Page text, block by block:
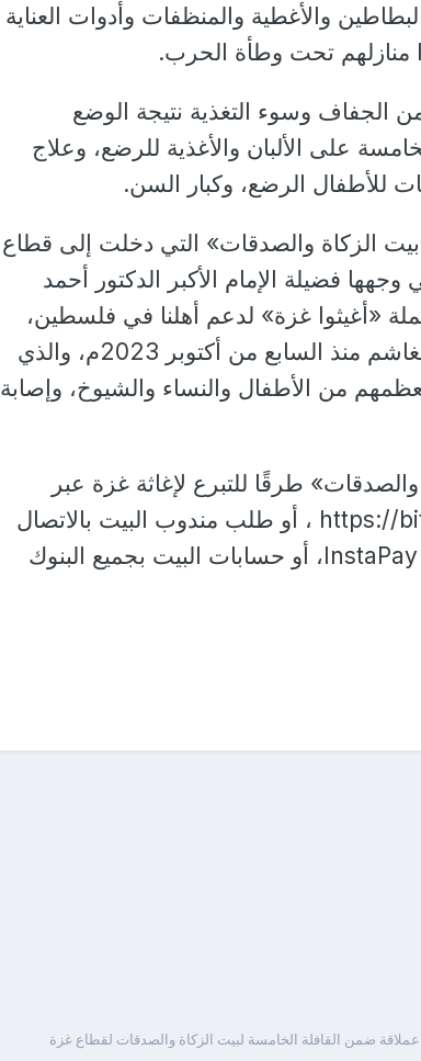
والأغطية والمنظفات وأدوات العناية
منازلهم تحت وطأة الحرب.
الجفاف وسوء التغذية نتيجة الوضع
على الألبان والأغذية للرضع، وعلاج
للأطفال الرضع، وكبار السن.
الزكاة والصدقات» التي دخلت إلى قطاع
فضيلة الإمام الأكبر الدكتور أحمد
«أغيثوا غزة» لدعم أهلنا في فلسطين،
الذين يتعرضون للعدوان الصهيوني الغاشم منذ السابع من أكتوبر 2023م، والذي
أكثر من 31 ألفًا، معظمهم من الأطفال والنساء والشيوخ، وإصابة
طرقًا للتبرع لإغاثة غزة عبر
الموقع الإلكتروني https://bit.ly/3M0TWVM ، أو طلب مندوب البيت بالاتصال
بالخط الساخن 15111، أو عن طريق InstaPay، أو حسابات البيت بجميع البنوك